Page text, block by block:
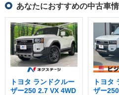
あなたにおすすめの中古車
トヨタ ランドクルー
ザー250 2.7 VX 4WD
トヨタ
ザー